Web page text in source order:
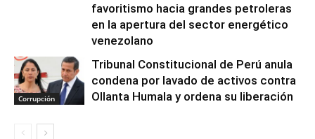
favoritismo hacia grandes petroleras
en la apertura del sector energético
venezolano
Corrupción
Tribunal Constitucional de Perú anula
condena por lavado de activos contra
Ollanta Humala y ordena su liberación